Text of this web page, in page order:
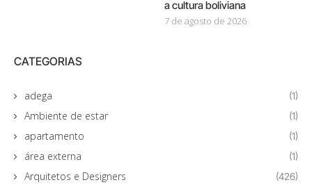
a cultura boliviana
7 de agosto de 2026
CATEGORIAS
adega (1)
Ambiente de estar (1)
apartamento (1)
área externa (1)
Arquitetos e Designers (426)